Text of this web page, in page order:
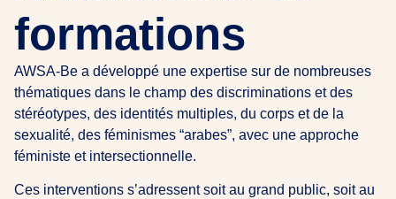
formations
AWSA-Be a développé une expertise sur de nombreuses
thématiques dans le champ des discriminations et des
stéréotypes, des identités multiples, du corps et de la
sexualité, des féminismes “arabes”, avec une approche
féministe et intersectionnelle.
Ces interventions s’adressent soit au grand public, soit au